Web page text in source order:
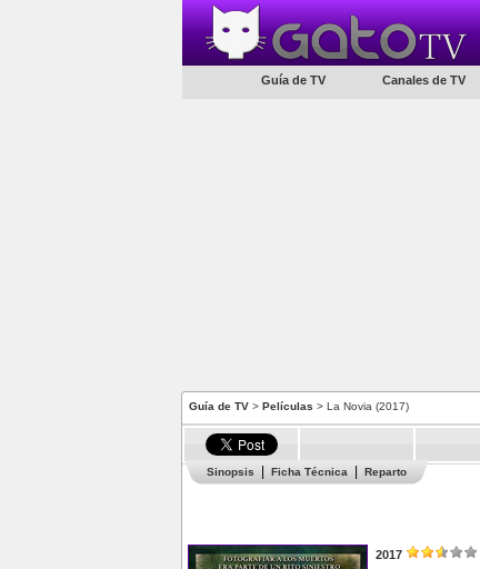
Guía de TV Canales de TV
Guía de TV > Películas > La Novia (2017)
Sinopsis Ficha Técnica Reparto
2017